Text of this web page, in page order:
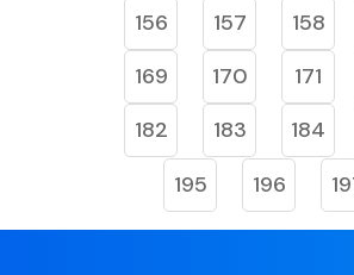
156
157 158
169
170 171
182
183 184
195
196